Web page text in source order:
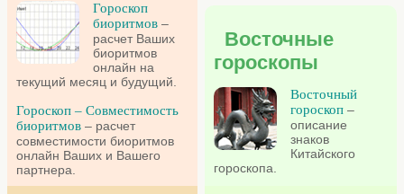
Гороскоп
биоритмов –
расчет Ваших
биоритмов
онлайн на
текущий месяц и будущий.
Гороскоп – Совместимость
биоритмов – расчет
совместимости биоритмов
онлайн Ваших и Вашего
партнера.
Восточные
гороскопы
Восточный
гороскоп –
описание
знаков
Китайского
гороскопа.